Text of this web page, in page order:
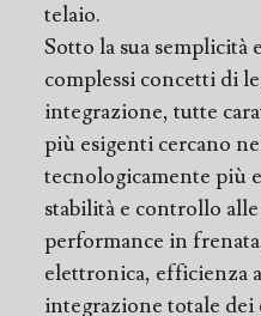
telaio.
Sotto la sua semplicità
complessi concetti di
integrazione, tutte
più esigenti cercano
tecnologicamente più
stabilità e controllo
performance in
elettronica, efficienza
integrazione totale dei